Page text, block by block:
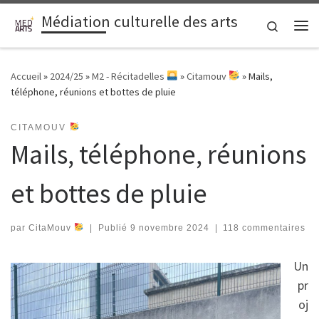
Passer au contenu
Médiation culturelle des arts
Search
Accueil» 2024/25 »M2 - Récitadelles »Citamouv »Mails,
téléphone, réunions et bottes de pluie
CITAMOUV
Mails, téléphone, réunions
et bottes de pluie
par CitaMouv | Publié 9 novembre 2024 | 118 commentaires
Un
pr
oj